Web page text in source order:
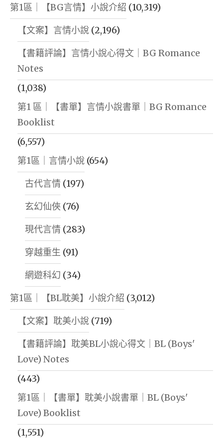
第1區｜【BG言情】小說介紹 (10,319)
【文案】言情小說 (2,196)
【書籍評論】言情小說心得文｜BG Romance
Notes
(1,038)
第1 區｜【書單】言情小說書單｜BG Romance
Booklist
(6,557)
第1區｜言情小說 (654)
古代言情 (197)
玄幻仙俠 (76)
現代言情 (283)
穿越重生 (91)
網遊科幻 (34)
第1區｜【BL耽美】小說介紹 (3,012)
【文案】耽美小說 (719)
【書籍評論】耽美BL小說心得文｜BL (Boys'
Love) Notes
(443)
第1區｜【書單】耽美小說書單｜BL (Boys'
Love) Booklist
(1,551)